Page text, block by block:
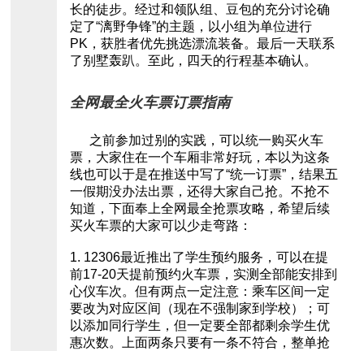
长的徒步。经过和领队组、豆包的充分讨论确
定了“漓野争锋”的主题，以小组为单位进行
PK，获胜者优先挑选漂流装备。最后一天联系
了别墅轰趴。至此，四天的行程基本确认。
全网最全火车票订票指南
之前参加过别的实践，可以统一购买火车
票，大家住在一个车厢非常好玩，本以为这条
线也可以于是在推送中写了“统一订票”，结果五
一假期没办法出票，还得大家自己抢。不抢不
知道，下面奉上全网最全抢票攻略，希望后续
买火车票的大家可以少走弯路：
1. 12306最近推出了学生预约服务，可以在提
前17-20天提前预约火车票，实测全部能安排到
心仪车次。但有两点一定注意：乘车区间一定
要改为对应区间（现在不强制家到学校）；可
以添加同行学生，但一定要全部都剩余学生优
惠次数。上面两条只要有一条不符合，整单抢